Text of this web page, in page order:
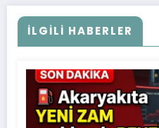
İLGILI HABERLER